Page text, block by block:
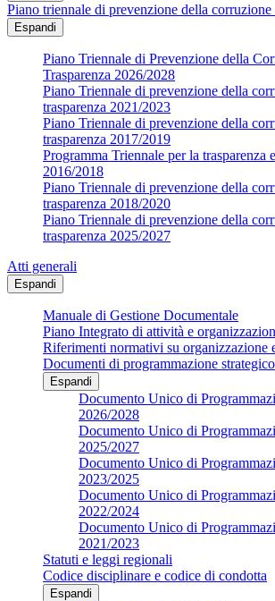
Piano triennale di prevenzione della corruzione
Espandi
Piano Triennale di Prevenzione della
Trasparenza 2026/2028
Piano Triennale di prevenzione della
trasparenza 2021/2023
Piano Triennale di prevenzione della
trasparenza 2017/2019
Programma Triennale per la trasparenza
2016/2018
Piano Triennale di prevenzione della
trasparenza 2018/2020
Piano Triennale di prevenzione della
trasparenza 2025/2027
Atti generali
Espandi
Manuale di Gestione Documentale
Piano Integrato di attività e
Riferimenti normativi su organizzazione
Documenti di programmazione
Espandi
Documento Unico di
2026/2028
Documento Unico di
2025/2027
Documento Unico di
2023/2025
Documento Unico di
2022/2024
Documento Unico di
2021/2023
Statuti e leggi regionali
Codice disciplinare e codice di condotta
Espandi